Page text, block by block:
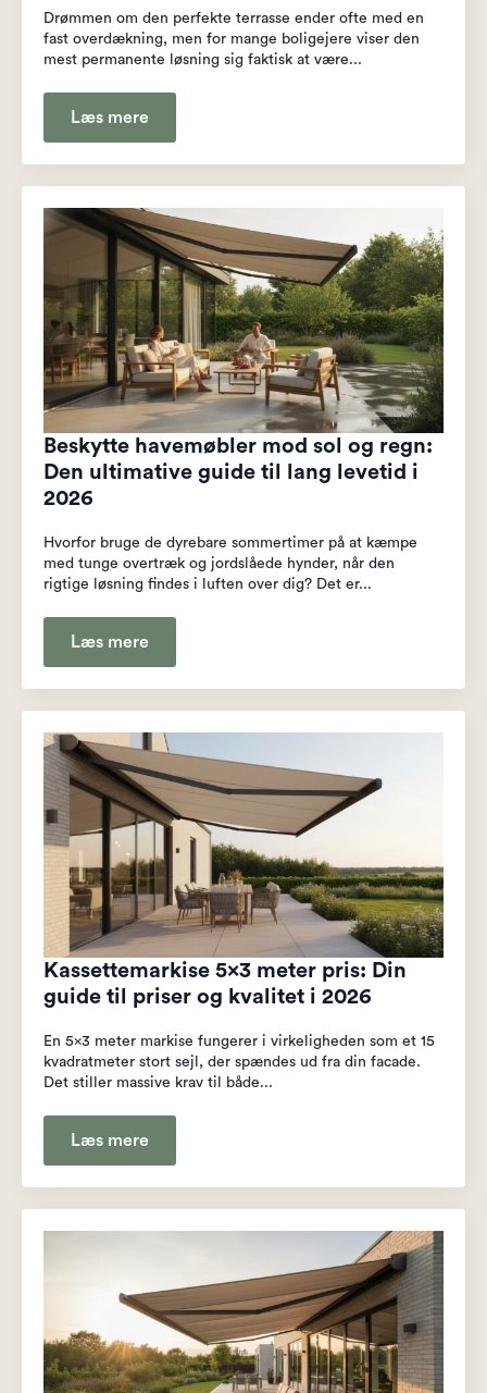
Drømmen om den perfekte terrasse ender ofte med en
fast overdækning, men for mange boligejere viser den
mest permanente løsning sig faktisk at være...
Læs mere
Beskytte havemøbler mod sol og regn:
Den ultimative guide til lang levetid i
2026
Hvorfor bruge de dyrebare sommertimer på at kæmpe
med tunge overtræk og jordslåede hynder, når den
rigtige løsning findes i luften over dig? Det er...
Læs mere
Kassettemarkise 5×3 meter pris: Din
guide til priser og kvalitet i 2026
En 5x3 meter markise fungerer i virkeligheden som et 15
kvadratmeter stort sejl, der spændes ud fra din facade.
Det stiller massive krav til både...
Læs mere